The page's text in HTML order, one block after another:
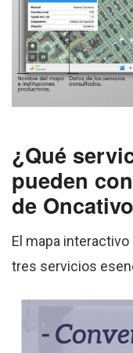
¿Qué
pueden
de
El mapa
tres servicios